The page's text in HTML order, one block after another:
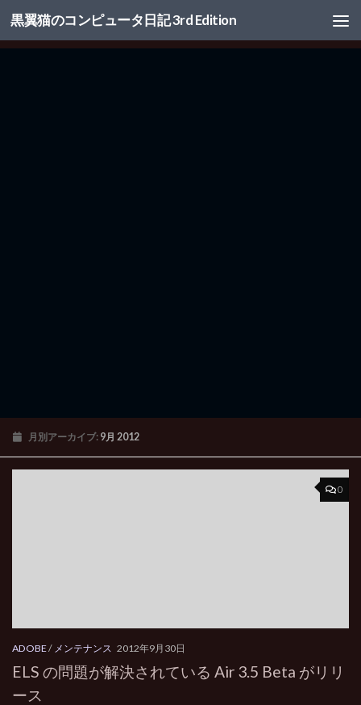
コンテンツへスキップ
黒翼猫のコンピュータ日記 3rd Edition
月別アーカイブ: 9月 2012
0
ADOBE/ メンテナンス 2012年9月30日
ELS の問題が解決されている Air 3.5 Beta がリリ
ース